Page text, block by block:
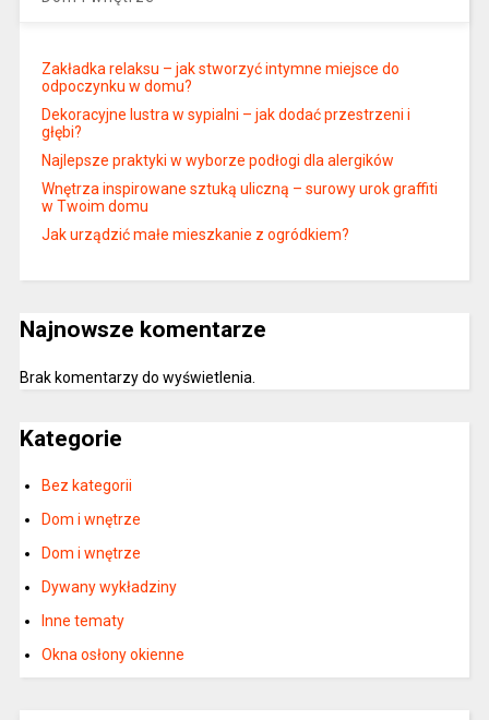
Zakładka relaksu – jak stworzyć intymne miejsce do
odpoczynku w domu?
Dekoracyjne lustra w sypialni – jak dodać przestrzeni i
głębi?
Najlepsze praktyki w wyborze podłogi dla alergików
Wnętrza inspirowane sztuką uliczną – surowy urok graffiti
w Twoim domu
Jak urządzić małe mieszkanie z ogródkiem?
Najnowsze komentarze
Brak komentarzy do wyświetlenia.
Kategorie
Bez kategorii
Dom i wnętrze
Dom i wnętrze
Dywany wykładziny
Inne tematy
Okna osłony okienne